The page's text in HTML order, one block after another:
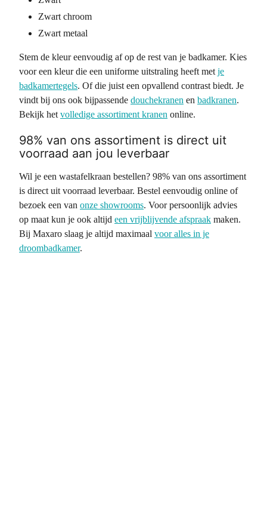
Zwart chroom
Zwart metaal
Stem de kleur eenvoudig af op de rest van je badkamer. Kies
voor een kleur die een uniforme uitstraling heeft met je
badkamertegels. Of die juist een opvallend contrast biedt. Je
vindt bij ons ook bijpassende douchekranen en badkranen.
Bekijk het volledige assortiment kranen online.
98% van ons assortiment is direct uit
voorraad aan jou leverbaar
Wil je een wastafelkraan bestellen? 98% van ons assortiment
is direct uit voorraad leverbaar. Bestel eenvoudig online of
bezoek een van onze showrooms. Voor persoonlijk advies
op maat kun je ook altijd een vrijblijvende afspraak maken.
Bij Maxaro slaag je altijd maximaal voor alles in je
droombadkamer.